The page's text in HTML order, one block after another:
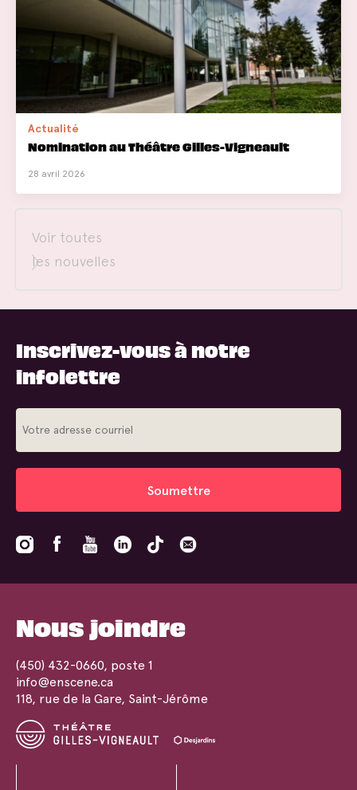
Actualité
Nomination au Théâtre Gilles-Vigneault
28 avril 2026
Voir toutes
les nouvelles
Inscrivez-vous à notre
infolettre
Soumettre
Nous joindre
(450) 432-0660, poste 1
info@enscene.ca
118, rue de la Gare, Saint-Jérôme